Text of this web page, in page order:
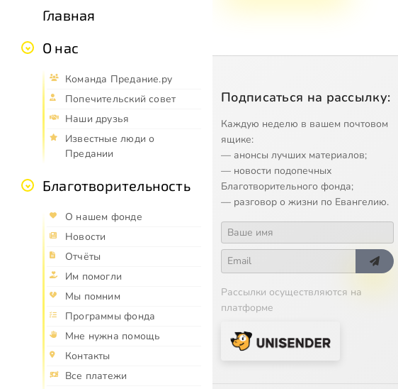
Главная
О нас
Команда Предание.ру
Попечительский совет
Наши друзья
Известные люди о
Предании
Благотворительность
О нашем фонде
Новости
Отчёты
Им помогли
Мы помним
Программы фонда
Мне нужна помощь
Контакты
Все платежи
Подписаться на рассылку:
Каждую неделю в вашем почтовом
ящике:
— анонсы лучших материалов;
— новости подопечных
Благотворительного фонда;
— разговор о жизни по Евангелию.
Рассылки осуществляются на
платформе